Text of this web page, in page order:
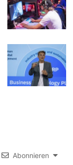
Abonnieren